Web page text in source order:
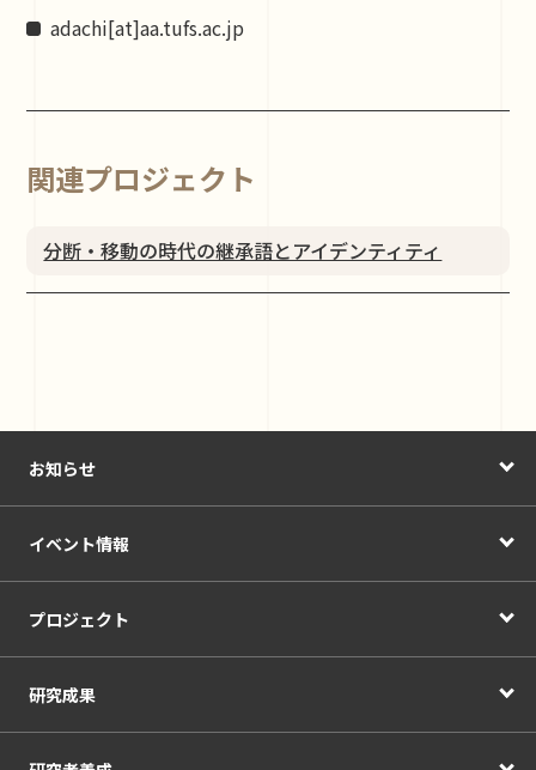
adachi[at]aa.tufs.ac.jp
関連プロジェクト
分断・移動の時代の継承語とアイデンティティ
お知らせ
イベント情報
プロジェクト
研究成果